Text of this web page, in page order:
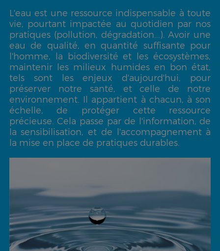
L'eau est une ressource indispensable à toute
vie, pourtant impactée au quotidien par nos
pratiques (pollution, dégradation...). Avoir une
eau de qualité, en quantité suffisante pour
l'homme, la biodiversité et les écosystèmes,
maintenir les milieux humides en bon état,
tels sont les enjeux d'aujourd'hui, pour
préserver notre santé, et celle de notre
environnement. Il appartient à chacun, à son
échelle, de protéger cette ressource
précieuse. Cela passe par de l'information, de
la sensibilisation, et de l'accompagnement à
la mise en place de pratiques durables.